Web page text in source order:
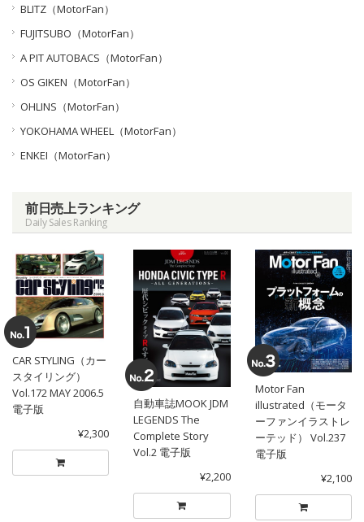
BLITZ（MotorFan）
FUJITSUBO（MotorFan）
A PIT AUTOBACS（MotorFan）
OS GIKEN（MotorFan）
OHLINS（MotorFan）
YOKOHAMA WHEEL（MotorFan）
ENKEI（MotorFan）
前日売上ランキング
Daily Sales Ranking
CAR STYLING（カー
スタイリング）
Vol.172 MAY 2006.5
電子版
¥2,300
自動車誌MOOK JDM
LEGENDS The
Complete Story
Vol.2 電子版
¥2,200
Motor Fan
illustrated（モータ
ーファンイラストレ
ーテッド） Vol.237
電子版
¥2,100